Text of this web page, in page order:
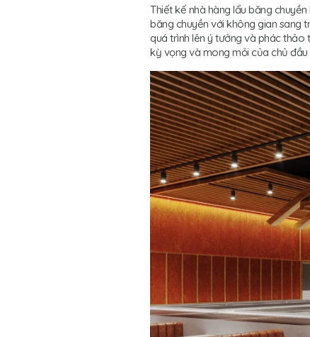
Thiết kế nhà hàng lẩu băng
băng chuyền với không gian sang
quá trình lên ý tưởng và phác thảo
kỳ vọng và mong mỏi của chủ đầu